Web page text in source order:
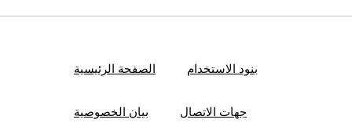
الصفحة الرئيسية بنود الاستخدام
بيان الخصوصية جهات الاتصال